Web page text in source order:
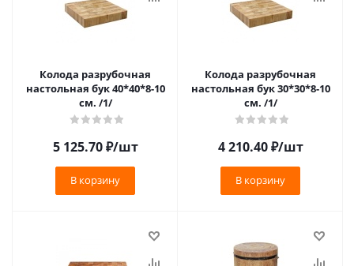
Колода разрубочная
настольная бук 40*40*8-10
см. /1/
5 125.70₽/шт
В корзину
Колода разрубочная
настольная бук 30*30*8-10
см. /1/
4 210.40₽/шт
В корзину